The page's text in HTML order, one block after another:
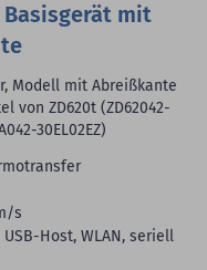
Basisgerät mit
Modell mit Abreißkante
von ZD620t (ZD62042-
30EL02EZ)
s
Host, WLAN, seriell